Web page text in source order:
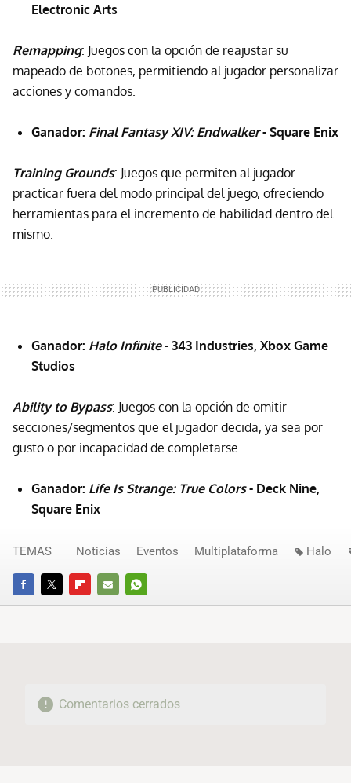
Electronic Arts
Remapping: Juegos con la opción de reajustar su
mapeado de botones, permitiendo al jugador personalizar
acciones y comandos.
Ganador: Final Fantasy XIV: Endwalker- Square Enix
Training Grounds: Juegos que permiten al jugador
practicar fuera del modo principal del juego, ofreciendo
herramientas para el incremento de habilidad dentro del
mismo.
Ganador: Halo Infinite- 343 Industries, Xbox Game
Studios
Ability to Bypass: Juegos con la opción de omitir
secciones/segmentos que el jugador decida, ya sea por
gusto o por incapacidad de completarse.
Ganador: Life Is Strange: True Colors- Deck Nine,
Square Enix
FACEBOOKTWITTERFLIPBOARD
E-
WHATSAPP
TEMAS Noticias Eventos Multiplataforma Halo
Comentarios cerrados